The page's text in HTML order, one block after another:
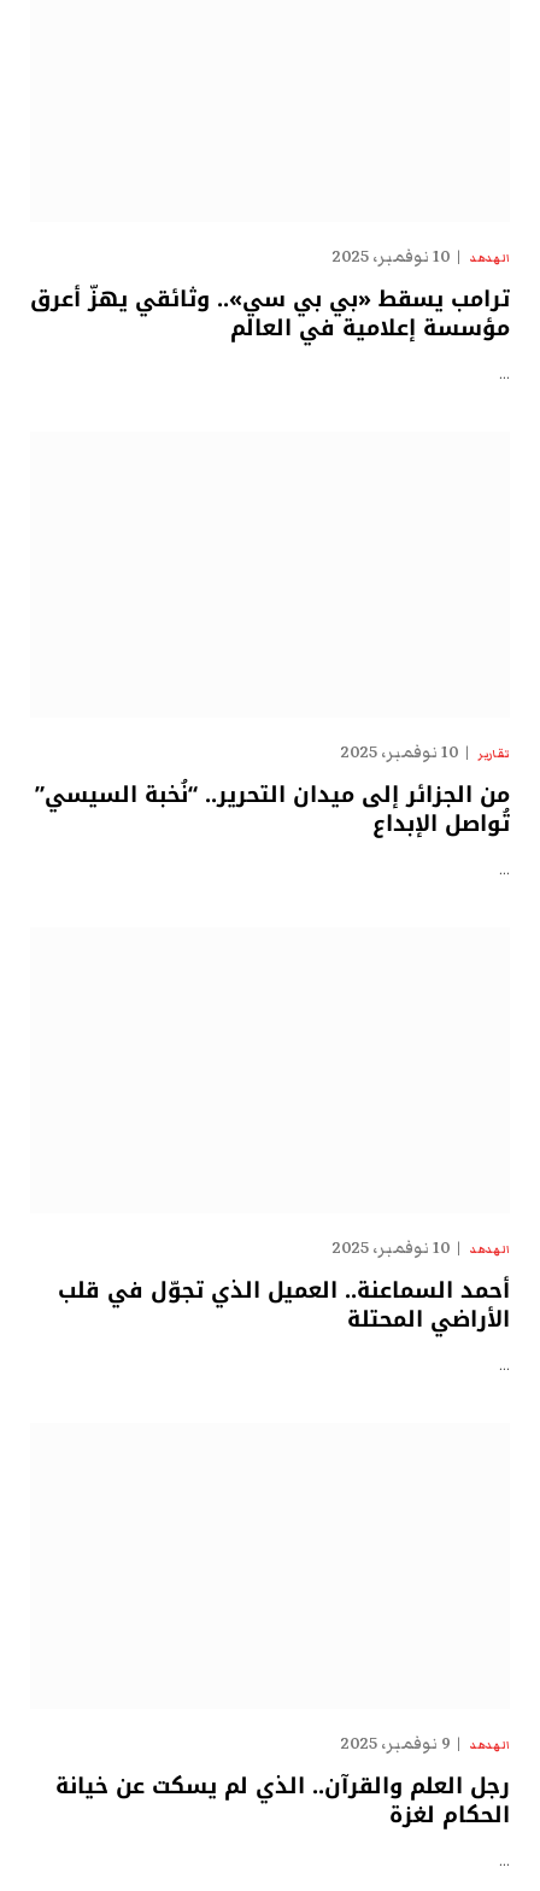
الهدهد 10 نوفمبر، 2025
ترامب يسقط «بي بي سي».. وثائقي يهزّ أعرق
مؤسسة إعلامية في العالم
…
تقارير 10 نوفمبر، 2025
من الجزائر إلى ميدان التحرير.. “نُخبة السيسي”
تُواصل الإبداع
…
الهدهد 10 نوفمبر، 2025
أحمد السماعنة.. العميل الذي تجوّل في قلب
الأراضي المحتلة
…
الهدهد 9 نوفمبر، 2025
رجل العلم والقرآن.. الذي لم يسكت عن خيانة
الحكام لغزة
…